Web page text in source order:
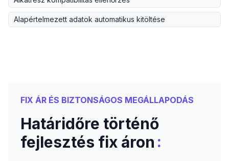
Alapértelmezett adatok automatikus kitöltése
FIX ÁR ÉS BIZTONSÁGOS MEGÁLLAPODÁS
Határidőre történő
fejlesztés fix áron :